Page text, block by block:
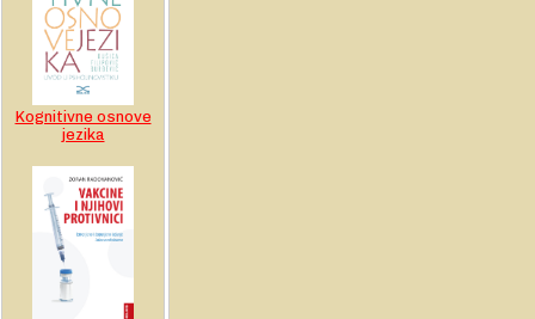
Kognitivne osnove
jezika